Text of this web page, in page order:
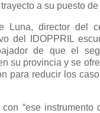
a su puesto de
Luna, director del
del IDOPPRIL
de que el
su provincia y se
para reducir los
“ese instrumento